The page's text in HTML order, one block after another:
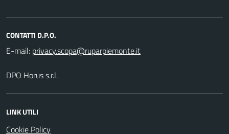
CONTATTI D.P.O.
E-mail:
DPO Horus s.r.l.
LINK UTILI
Cookie Policy